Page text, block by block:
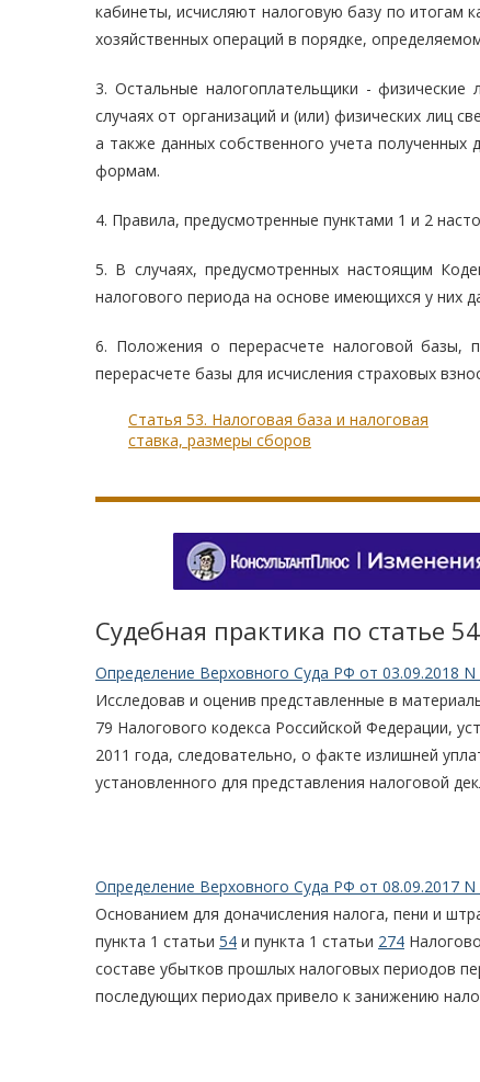
кабинеты, исчисляют налоговую базу по итогам
хозяйственных операций в порядке,
3. Остальные налогоплательщики -
случаях от организаций и (или) физических лиц
а также данных собственного учета
формам.
4. Правила, предусмотренные пунктами 1 и 2
5. В случаях, предусмотренных настоящим
налогового периода на основе имеющихся у них
6. Положения о перерасчете налоговой базы,
перерасчете базы для исчисления страховых
Статья 53. Налоговая база и налоговая
ставка, размеры сборов
Судебная практика по статье
Определение Верховного Суда РФ от 03.09.2018
Исследовав и оценив представленные в
79 Налогового кодекса Российской Федерации,
2011 года, следовательно, о факте излишней
установленного для представления налоговой
Определение Верховного Суда РФ от 08.09.2017
Основанием для доначисления налога, пени и
пункта 1 статьи 54 и пункта 1 статьи 274
составе убытков прошлых налоговых периодов
последующих периодах привело к занижению